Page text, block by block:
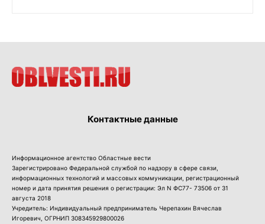
Контактные данные
Информационное агентство Областные вести
Зарегистрировано Федеральной службой по надзору в сфере связи,
информационных технологий и массовых коммуникации, регистрационный
номер и дата принятия решения о регистрации: Эл N ФС77- 73506 от 31
августа 2018
Учредитель: Индивидуальный предприниматель Черепахин Вячеслав
Игоревич, ОГРНИП 308345929800026